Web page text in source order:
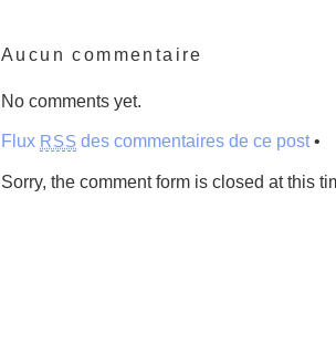
Aucun commentaire
No comments yet.
Flux RSS des commentaires de ce post•
Sorry, the comment form is closed at this